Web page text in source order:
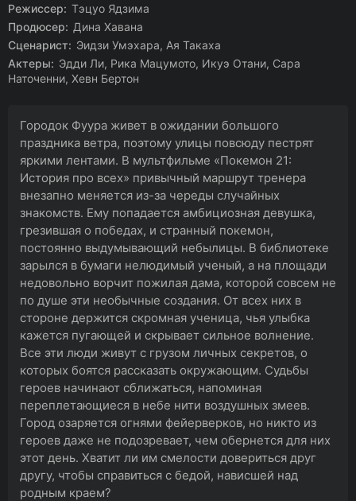
Режиссер: Тэцуо Ядзима
Продюсер: Дина Хавана
Сценарист: Эидзи Умэхара, Ая Такаха
Актеры: Эдди Ли, Рика Мацумото, Икуэ Отани, Сара
Наточенни, Хевн Бертон
Городок Фуура живет в ожидании большого
праздника ветра, поэтому улицы повсюду пестрят
яркими лентами. В мультфильме «Покемон 21:
История про всех» привычный маршрут тренера
внезапно меняется из-за череды случайных
знакомств. Ему попадается амбициозная девушка,
грезившая о победах, и странный покемон,
постоянно выдумывающий небылицы. В библиотеке
зарылся в бумаги нелюдимый ученый, а на площади
недовольно ворчит пожилая дама, которой совсем не
по душе эти необычные создания. От всех них в
стороне держится скромная ученица, чья улыбка
кажется пугающей и скрывает сильное волнение.
Все эти люди живут с грузом личных секретов, о
которых боятся рассказать окружающим. Судьбы
героев начинают сближаться, напоминая
переплетающиеся в небе нити воздушных змеев.
Город озаряется огнями фейерверков, но никто из
героев даже не подозревает, чем обернется для них
этот день. Хватит ли им смелости довериться друг
другу, чтобы справиться с бедой, нависшей над
родным краем?